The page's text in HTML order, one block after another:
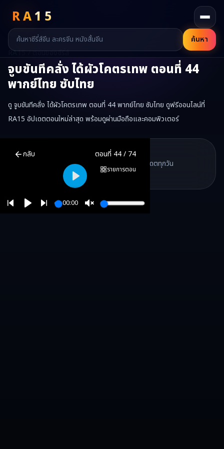
RA15
ค้นหา
RA15 / ตอนของซีรี่ส์
จูบขันทีคลั่ง ได้ผัวโคตรเทพ ตอนที่ 44
พากย์ไทย ซับไทย
ดู จูบขันทีคลั่ง ได้ผัวโคตรเทพ ตอนที่ 44 พากย์ไทย ซับไทย ดูฟรีออนไลน์ที่
RA15 อัปเดตตอนใหม่ล่าสุด พร้อมดูผ่านมือถือและคอมพิวเตอร์
กลับ ตอนที่ 44/ 74
รายการตอน
00:00
Play
พากย์ไทย ซับไทย ดูฟรีออนไลน์
RA15 เป็นเว็บไซต์ดูซีรี่ส์จีนออนไลน์ฟรี ที่รวบรวมหนังจีน ละครจีน มิ
RA15 Drama
RA15 Drama
รวมซีรี่ส์จีน ละครสั้น หนังแนวตั้ง พากย์ไทย อัปเดตทุกวัน
RA15 Drama